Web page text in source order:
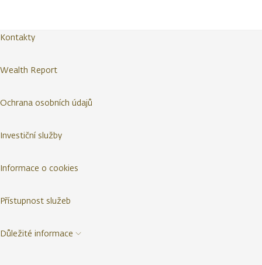
Kontakty
Wealth Report
Ochrana osobních údajů
Investiční služby
Informace o cookies
Přístupnost služeb
Důležité informace